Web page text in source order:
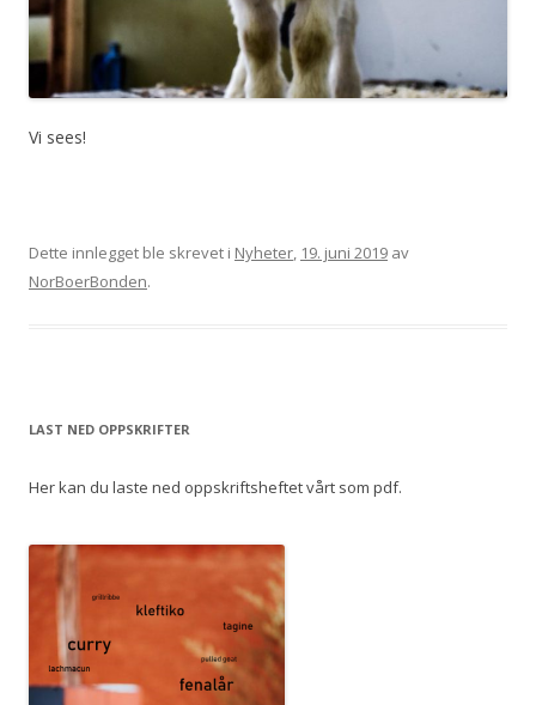
Vi sees!
Dette innlegget ble skrevet i Nyheter, 19. juni 2019 av
NorBoerBonden.
LAST NED OPPSKRIFTER
Her kan du laste ned oppskriftsheftet vårt som pdf.